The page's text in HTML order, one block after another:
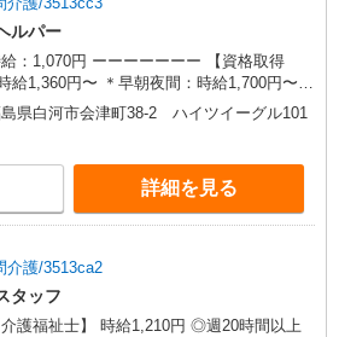
ルパー
円 ーーーーーーー 【資格取得
＊日曜祝日：時給1,660円〜 ーーーーーーー
県白河市会津町38-2 ハイツイーグル101
詳細を見る
護/3513ca2
タッフ
護福祉士】 時給1,210円 ◎週20時間以上